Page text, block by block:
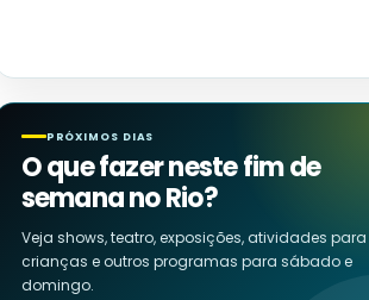
PRÓXIMOS DIAS
O que fazer neste fim de
semana no Rio?
Veja shows, teatro, exposições, atividades para
crianças e outros programas para sábado e
domingo.